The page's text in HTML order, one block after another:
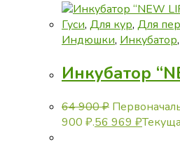
Гуси, Для кур, Для
Индюшки, Инкубатор,
Инкубатор
64 900₽
900 ₽.56 969 ₽